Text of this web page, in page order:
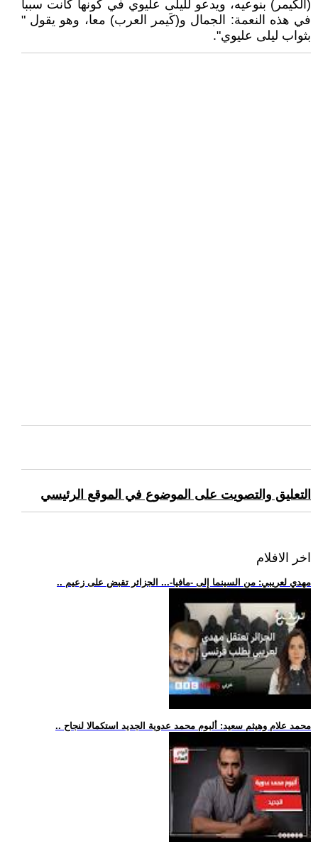
(الكَيمر) بنوعيه، ويدعو لليلى عليوي في كونها كانت سبباً
في هذه النعمة: الجمال و(كَيمر العرب) معا، وهو يقول "
بثواب ليلى عليوي".
التعليق والتصويت على الموضوع في الموقع الرئيسي
اخر الافلام
.. مهدي لعريبي: من السينما إلى -مافيا-... الجزائر تقبض على زعيم
.. محمد علام وهيثم سعيد: ألبوم محمد عدوية الجديد استكمالا لنجاح